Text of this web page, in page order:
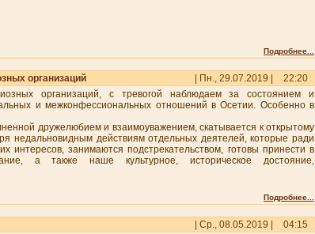
Подробнее...
организаций | Пн., 29.07.2019 |
22:20
организаций, с тревогой наблюдаем за состоянием и
и межконфессиональных отношений в Осетии. Особенно в
дружелюбием и взаимоуважением, скатывается к открытому
недальновидным действиям отдельных деятелей, которые ради
интересов, занимаются подстрекательством, готовы принести в
а также наше культурное, историческое достояние,
Подробнее...
| Ср., 08.05.2019 |
04:15